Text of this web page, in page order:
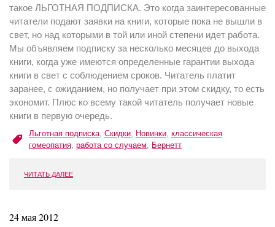
такое ЛЬГОТНАЯ ПОДПИСКА. Это когда заинтересованные
читатели подают заявки на книги, которые пока не вышли в
свет, но над которыми в той или иной степени идет работа.
Мы объявляем подписку за несколько месяцев до выхода
книги, когда уже имеются определенные гарантии выхода
книги в свет с соблюдением сроков. Читатель платит
заранее, с ожиданием, но получает при этом скидку, то есть
экономит. Плюс ко всему такой читатель получает новые
книги в первую очередь.
Льготная подписка, Скидки, Новинки, классическая
гомеопатия, работа со случаем, Бернетт
ЧИТАТЬ ДАЛЕЕ
24 мая 2012